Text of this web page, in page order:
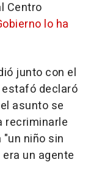
Centro
lo ha
junto con el
declaró
asunto se
recriminarle
niño sin
un agente